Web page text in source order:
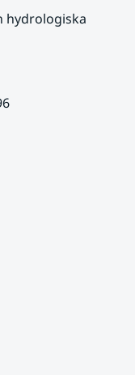
hydrologiska